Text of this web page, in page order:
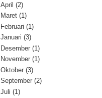
April (2)
Maret (1)
Februari (1)
Januari (3)
Desember (1)
November (1)
Oktober (3)
September (2)
Juli (1)